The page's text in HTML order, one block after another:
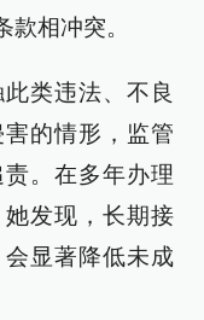
相冲突。
类违法、不良
的情形，监管
。在多年办理
发现，长期接
显著降低未成